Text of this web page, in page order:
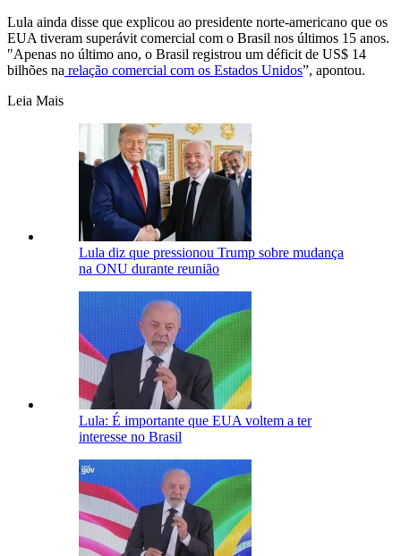
Lula ainda disse que explicou ao presidente norte-americano que os
EUA tiveram superávit comercial com o Brasil nos últimos 15 anos.
"Apenas no último ano, o Brasil registrou um déficit de US$ 14
bilhões na relação comercial com os Estados Unidos”, apontou.
Leia Mais
Lula diz que pressionou Trump sobre mudança
na ONU durante reunião
Lula: É importante que EUA voltem a ter
interesse no Brasil